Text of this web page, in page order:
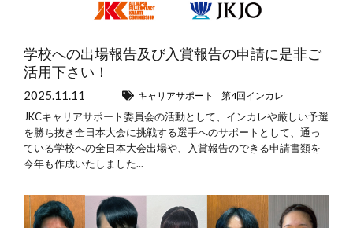
学校への出場報告及び入賞報告の申請に是非ご
活用下さい！
2025.11.11 キャリアサポート 第4回インカレ
JKCキャリアサポート委員会の活動として、インカレや厳しい予選
を勝ち抜き全日本大会に挑戦する選手へのサポートとして、通っ
ている学校への全日本大会出場や、入賞報告のできる申請書類を
今年も作成いたしました...